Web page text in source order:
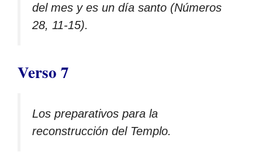
del mes y es un día santo (Números
28, 11-15).
Verso 7
Los preparativos para la
reconstrucción del Templo.